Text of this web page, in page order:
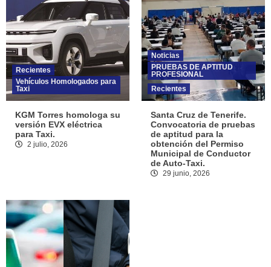
Recientes
Vehículos Homologados para
Taxi
KGM Torres homologa su
versión EVX eléctrica
para Taxi.
2 julio, 2026
Noticias
PRUEBAS DE APTITUD
PROFESIONAL
Recientes
Santa Cruz de Tenerife.
Convocatoria de pruebas
de aptitud para la
obtención del Permiso
Municipal de Conductor
de Auto-Taxi.
29 junio, 2026